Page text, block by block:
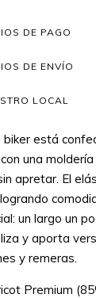
DE PAGO
DE ENVÍO
LOCAL
biker está
una
apretar. El
un largo un
y aporta
y remeras.
Premium